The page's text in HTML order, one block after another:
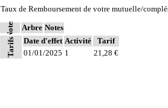
Taux de Remboursement de votre mutuelle/
Notes Arbre Notes
Tarifs Date d'effet Activité
Tarif
01/01/2025 1 21,28 €